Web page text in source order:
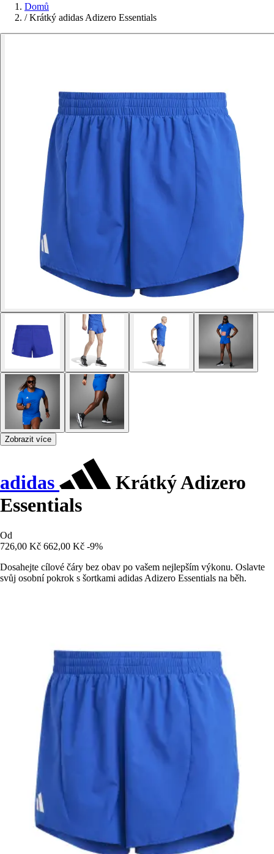
Domů
/ Krátký adidas Adizero Essentials
Zobrazit více
adidas
Krátký Adizero
Essentials
Od
726,00 Kč 662,00 Kč -9%
Dosahejte cílové čáry bez obav po vašem nejlepším výkonu. Oslavte
svůj osobní pokrok s šortkami adidas Adizero Essentials na běh.